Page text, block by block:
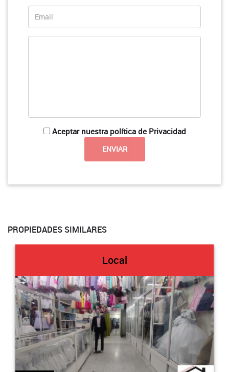
Aceptar nuestra política de Privacidad
PROPIEDADES SIMILARES
Local